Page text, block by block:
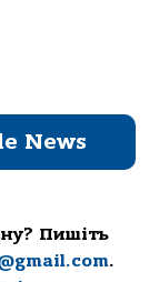
News
Пишіть
.